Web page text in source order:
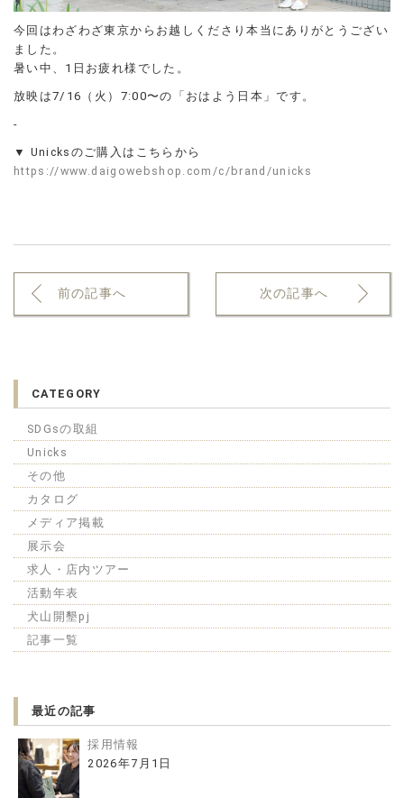
今回はわざわざ東京からお越しくださり本当にありがとうござい
ました。
暑い中、1日お疲れ様でした。
放映は7/16（火）7:00〜の「おはよう日本」です。
-
▼ Unicksのご購入はこちらから
https://www.daigowebshop.com/c/brand/unicks
前の記事へ 次の記事へ
CATEGORY
SDGsの取組
Unicks
その他
カタログ
メディア掲載
展示会
求人・店内ツアー
活動年表
犬山開墾pj
記事一覧
最近の記事
採用情報
2026年7月1日